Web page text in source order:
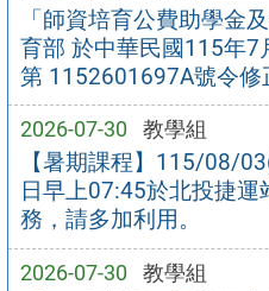
「師資培育公費助學金
育部 於中華民國115年
第 1152601697A號令修
2026-07-30 教學組
【暑期課程】115/08/
日早上07:45於北投捷
務，請多加利用。
2026-07-30 教學組